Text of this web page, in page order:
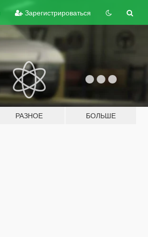
Зарегистрироваться
РАЗНОЕ БОЛЬШЕ